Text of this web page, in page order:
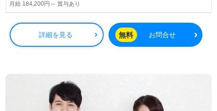
月給 184,200円～ 賞与あり
詳細を見る 無料 お問合せ